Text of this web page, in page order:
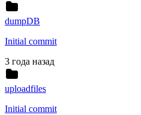
dumpDB
Initial commit
3 года назад
uploadfiles
Initial commit